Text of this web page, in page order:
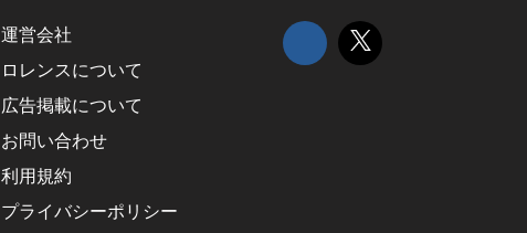
運営会社
ロレンスについて
広告掲載について
お問い合わせ
利用規約
プライバシーポリシー